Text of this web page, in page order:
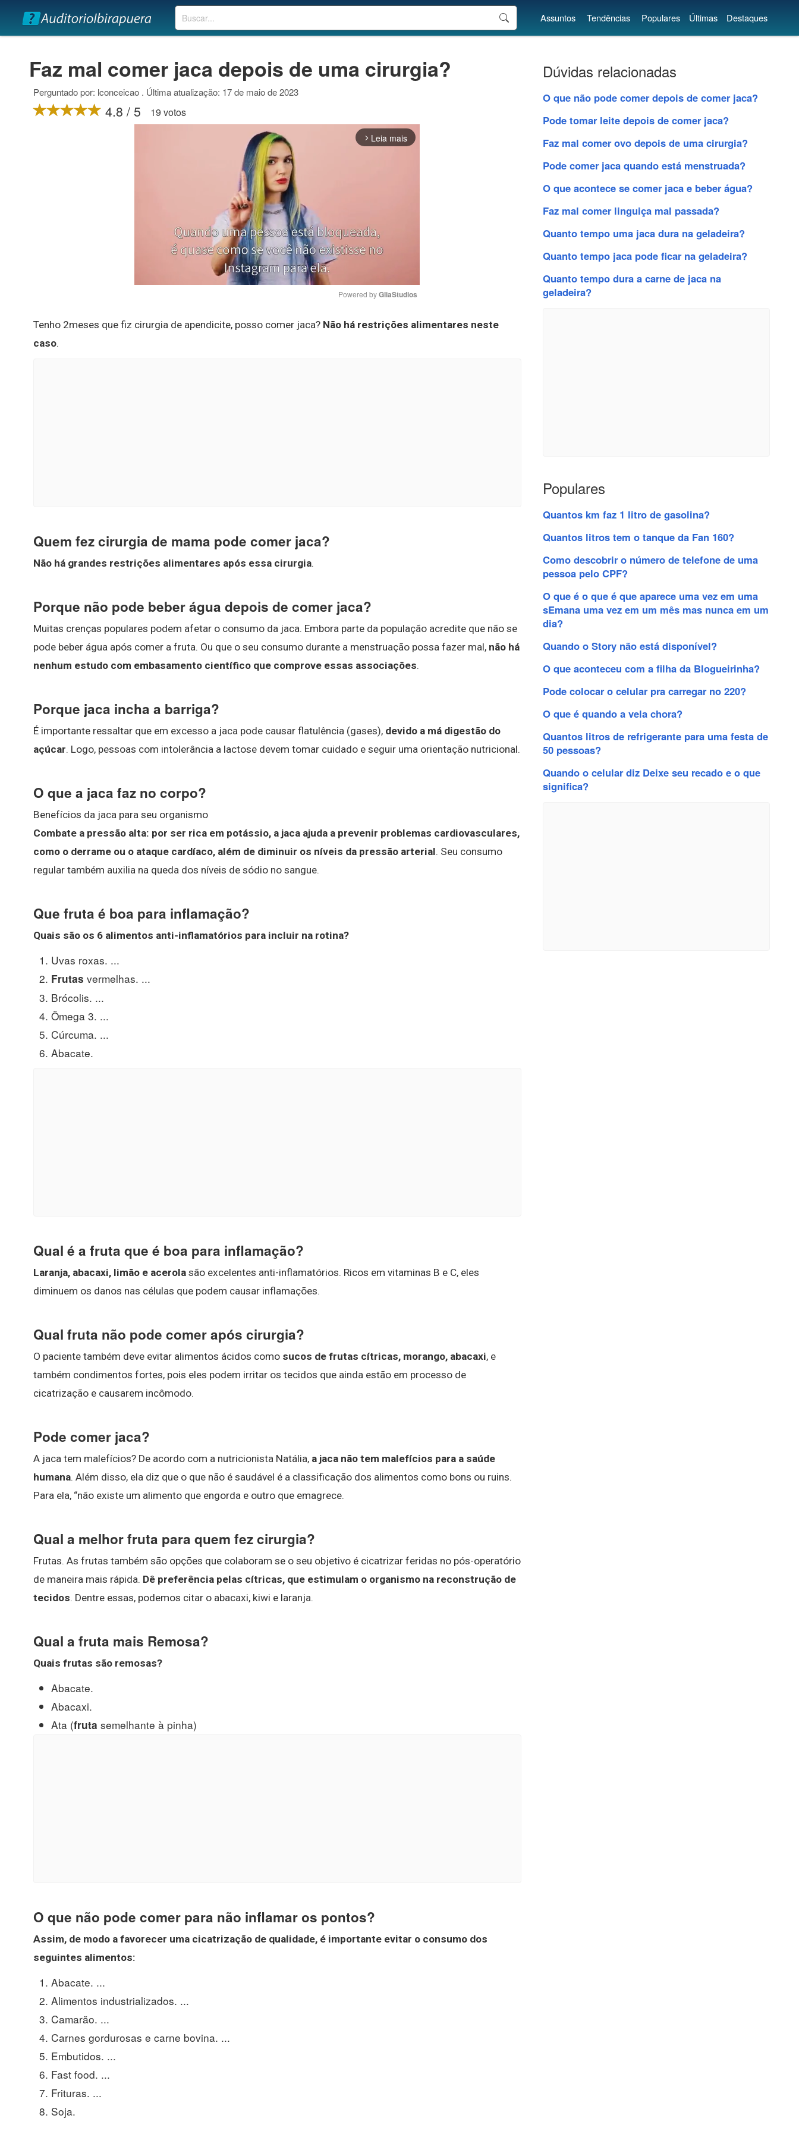
Buscar Assuntos Tendências Populares Últimas Destaques
Faz mal comer jaca depois de uma cirurgia?
Perguntado por: lconceicao . Última atualização: 17 de maio de 2023
4.8 / 5 19 votos
arrow_forward_ios Leia mais
Mute
Powered by GliaStudios
Tenho 2meses que fiz cirurgia de apendicite, posso comer jaca? Não há restrições alimentares neste
caso.
Quem fez cirurgia de mama pode comer jaca?
Não há grandes restrições alimentares após essa cirurgia.
Porque não pode beber água depois de comer jaca?
Muitas crenças populares podem afetar o consumo da jaca. Embora parte da população acredite que não se
pode beber água após comer a fruta. Ou que o seu consumo durante a menstruação possa fazer mal, não há
nenhum estudo com embasamento científico que comprove essas associações.
Porque jaca incha a barriga?
É importante ressaltar que em excesso a jaca pode causar flatulência (gases), devido a má digestão do
açúcar. Logo, pessoas com intolerância a lactose devem tomar cuidado e seguir uma orientação nutricional.
O que a jaca faz no corpo?
Benefícios da jaca para seu organismo
Combate a pressão alta: por ser rica em potássio, a jaca ajuda a prevenir problemas cardiovasculares,
como o derrame ou o ataque cardíaco, além de diminuir os níveis da pressão arterial. Seu consumo
regular também auxilia na queda dos níveis de sódio no sangue.
Que fruta é boa para inflamação?
Quais são os 6 alimentos anti-inflamatórios para incluir na rotina?
Uvas roxas. ...
Frutas vermelhas. ...
Brócolis. ...
Ômega 3. ...
Cúrcuma. ...
Abacate.
Qual é a fruta que é boa para inflamação?
Laranja, abacaxi, limão e acerola são excelentes anti-inflamatórios. Ricos em vitaminas B e C, eles
diminuem os danos nas células que podem causar inflamações.
Qual fruta não pode comer após cirurgia?
O paciente também deve evitar alimentos ácidos como sucos de frutas cítricas, morango, abacaxi, e
também condimentos fortes, pois eles podem irritar os tecidos que ainda estão em processo de
cicatrização e causarem incômodo.
Pode comer jaca?
A jaca tem malefícios? De acordo com a nutricionista Natália, a jaca não tem malefícios para a saúde
humana. Além disso, ela diz que o que não é saudável é a classificação dos alimentos como bons ou ruins.
Para ela, “não existe um alimento que engorda e outro que emagrece.
Qual a melhor fruta para quem fez cirurgia?
Frutas. As frutas também são opções que colaboram se o seu objetivo é cicatrizar feridas no pós-operatório
de maneira mais rápida. Dê preferência pelas cítricas, que estimulam o organismo na reconstrução de
tecidos. Dentre essas, podemos citar o abacaxi, kiwi e laranja.
Qual a fruta mais Remosa?
Quais frutas são remosas?
Abacate.
Abacaxi.
Ata (fruta semelhante à pinha)
O que não pode comer para não inflamar os pontos?
Assim, de modo a favorecer uma cicatrização de qualidade, é importante evitar o consumo dos
seguintes alimentos:
Abacate. ...
Alimentos industrializados. ...
Camarão. ...
Carnes gordurosas e carne bovina. ...
Embutidos. ...
Fast food. ...
Frituras. ...
Soja.
Dúvidas relacionadas
O que não pode comer depois de comer jaca?
Pode tomar leite depois de comer jaca?
Faz mal comer ovo depois de uma cirurgia?
Pode comer jaca quando está menstruada?
O que acontece se comer jaca e beber água?
Faz mal comer linguiça mal passada?
Quanto tempo uma jaca dura na geladeira?
Quanto tempo jaca pode ficar na geladeira?
Quanto tempo dura a carne de jaca na
geladeira?
Populares
Quantos km faz 1 litro de gasolina?
Quantos litros tem o tanque da Fan 160?
Como descobrir o número de telefone de uma
pessoa pelo CPF?
O que é o que é que aparece uma vez em uma
sEmana uma vez em um mês mas nunca em um
dia?
Quando o Story não está disponível?
O que aconteceu com a filha da Blogueirinha?
Pode colocar o celular pra carregar no 220?
O que é quando a vela chora?
Quantos litros de refrigerante para uma festa de
50 pessoas?
Quando o celular diz Deixe seu recado e o que
significa?